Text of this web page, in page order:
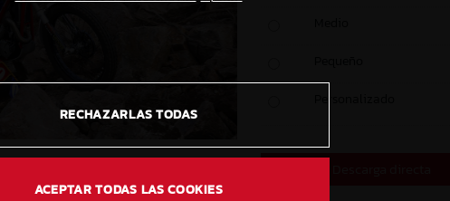
RECHAZARLAS TODAS
ACEPTAR TODAS LAS COOKIES